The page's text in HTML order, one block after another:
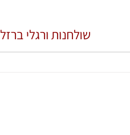
שולחנות ורגלי ברזל